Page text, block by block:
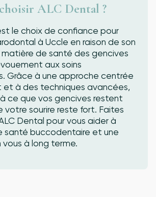
ALC Dental ?
le choix de confiance pour
à Uccle en raison de son
de santé des gencives
aux soins
Grâce à une approche centrée
et à des techniques avancées,
ce que vos gencives restent
votre sourire reste fort. Faites
Dental pour vous aider à
santé buccodentaire et une
à long terme.